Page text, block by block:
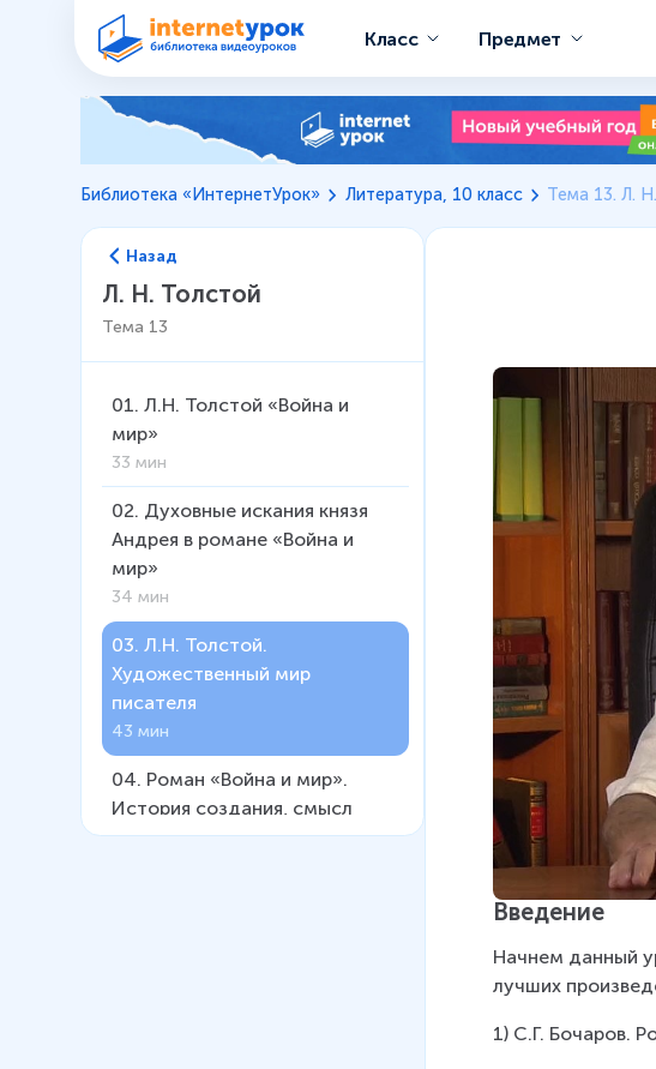
Класс Предмет
Библиотека «ИнтернетУрок» Литература, 10 класс Тема 13. Л.
Назад
Л. Н. Толстой
Тема 13
01. Л.Н. Толстой «Война и
мир»
33 мин
02. Духовные искания князя
Андрея в романе «Война и
мир»
34 мин
03. Л.Н. Толстой.
Художественный мир
писателя
43 мин
04. Роман «Война и мир».
История создания, смысл
заглавия
Введение
Начнем данный
лучших
1) С.Г. Бочаров.